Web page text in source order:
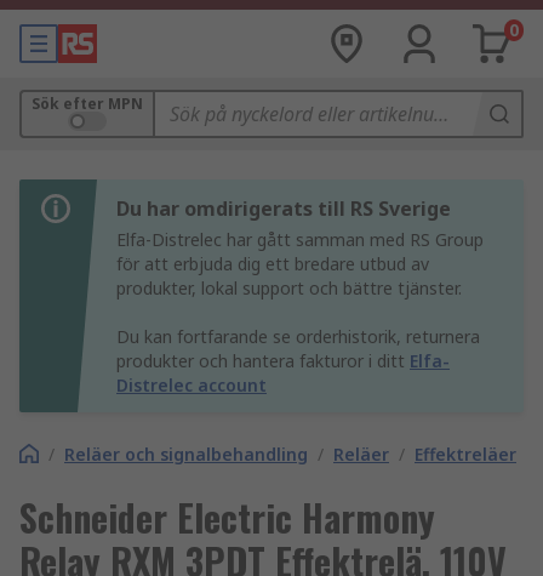
0
Sök efter MPN
Du har omdirigerats till RS Sverige
Elfa-Distrelec har gått samman med RS Group
för att erbjuda dig ett bredare utbud av
produkter, lokal support och bättre tjänster.
Du kan fortfarande se orderhistorik, returnera
produkter och hantera fakturor i ditt Elfa-
Distrelec account
/ Reläer och signalbehandling / Reläer / Effektreläer
Schneider Electric Harmony
Relay RXM 3PDT Effektrelä, 110V